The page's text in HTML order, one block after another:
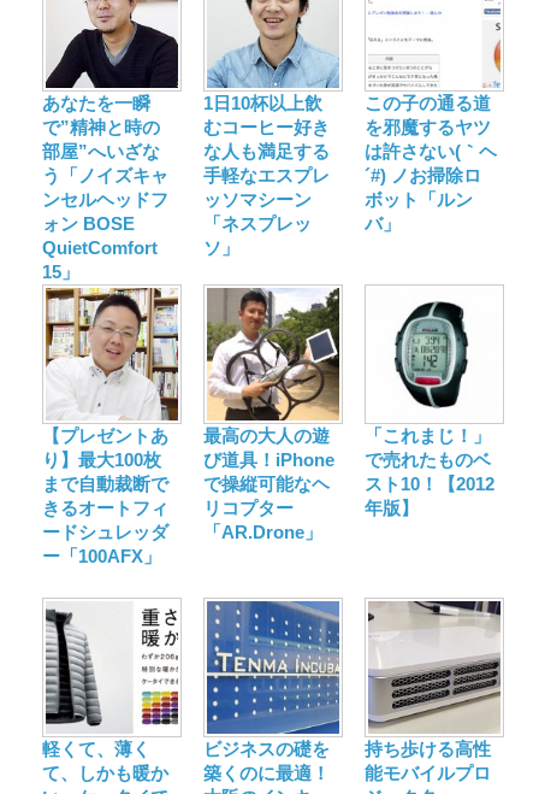
あなたを一瞬
で”精神と時の
部屋”へいざな
う「ノイズキャ
ンセルヘッドフ
ォン BOSE
QuietComfort
15」
1日10杯以上飲
むコーヒー好き
な人も満足する
手軽なエスプレ
ッソマシーン
「ネスプレッ
ソ」
この子の通る道
を邪魔するヤツ
は許さない(｀ヘ
´#) ノお掃除ロ
ボット「ルン
バ」
【プレゼントあ
り】最大100枚
まで自動裁断で
きるオートフィ
ードシュレッダ
ー「100AFX」
最高の大人の遊
び道具！iPhone
で操縦可能なヘ
リコプター
「AR.Drone」
「これまじ！」
で売れたものベ
スト10！【2012
年版】
軽くて、薄く
て、しかも暖か
ビジネスの礎を
築くのに最適！
持ち歩ける高性
能モバイルプロ